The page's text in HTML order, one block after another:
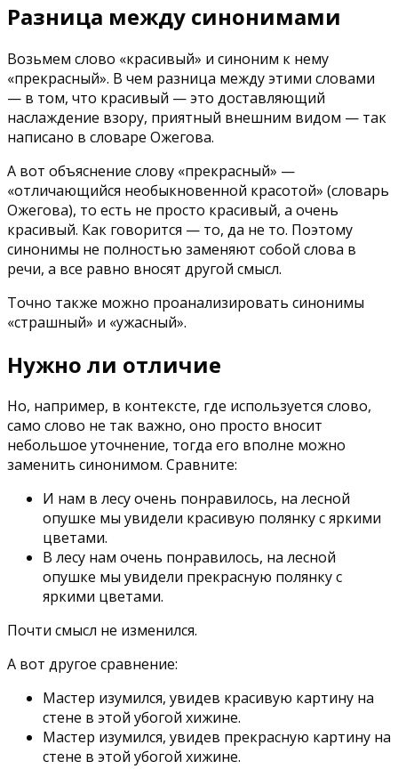
Разница между синонимами
Возьмем слово «красивый» и синоним к нему
«прекрасный». В чем разница между этими словами
— в том, что красивый — это доставляющий
наслаждение взору, приятный внешним видом — так
написано в словаре Ожегова.
А вот объяснение слову «прекрасный» —
«отличающийся необыкновенной красотой» (словарь
Ожегова), то есть не просто красивый, а очень
красивый. Как говорится — то, да не то. Поэтому
синонимы не полностью заменяют собой слова в
речи, а все равно вносят другой смысл.
Точно также можно проанализировать синонимы
«страшный» и «ужасный».
Нужно ли отличие
Но, например, в контексте, где используется слово,
само слово не так важно, оно просто вносит
небольшое уточнение, тогда его вполне можно
заменить синонимом. Сравните:
И нам в лесу очень понравилось, на лесной
опушке мы увидели красивую полянку с яркими
цветами.
В лесу нам очень понравилось, на лесной
опушке мы увидели прекрасную полянку с
яркими цветами.
Почти смысл не изменился.
А вот другое сравнение:
Мастер изумился, увидев красивую картину на
стене в этой убогой хижине.
Мастер изумился, увидев прекрасную картину на
стене в этой убогой хижине.